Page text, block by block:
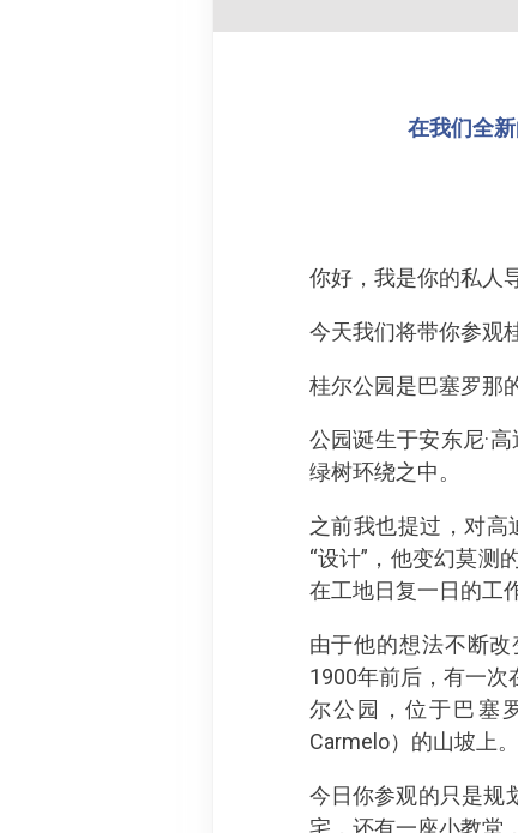
在我们全
你好，我是你的私人
今天我们将带你参观
桂尔公园是巴塞罗那
公园诞生于安东尼·
绿树环绕之中。
之前我也提过，对
“设计”，他变幻莫测
在工地日复一日的工
由于他的想法不断
1900年前后，有一次
尔公园，位于巴塞
Carmelo）的山坡上。
今日你参观的只是规
宅，还有一座小教堂